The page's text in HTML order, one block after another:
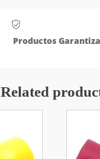
Productos
Related